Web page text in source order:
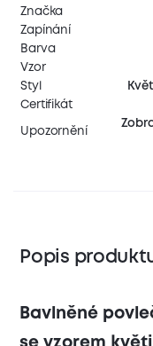
Značka
Zapínání
Barva
Vzor
Styl
Certifikát
Upozornění
Popis
Bavlněné
se vzorem